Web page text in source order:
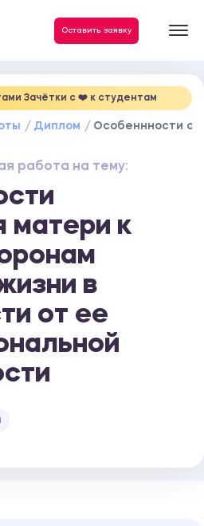
Оставить заявку
Зачётки c ❤️ к студентам
Диплом Особеннности
работа на тему:
матери к
в
от ее